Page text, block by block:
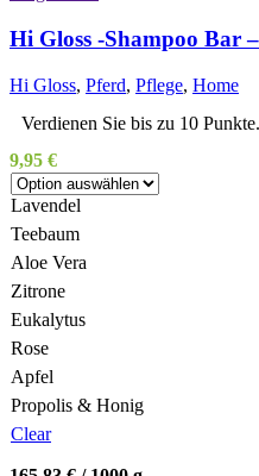
Hi Gloss -Shampoo Bar
Hi Gloss, Pferd, Pflege, Home
Verdienen Sie bis zu 10 Punkte.
9,95 €
Lavendel
Teebaum
Aloe Vera
Zitrone
Eukalytus
Rose
Apfel
Propolis & Honig
Clear